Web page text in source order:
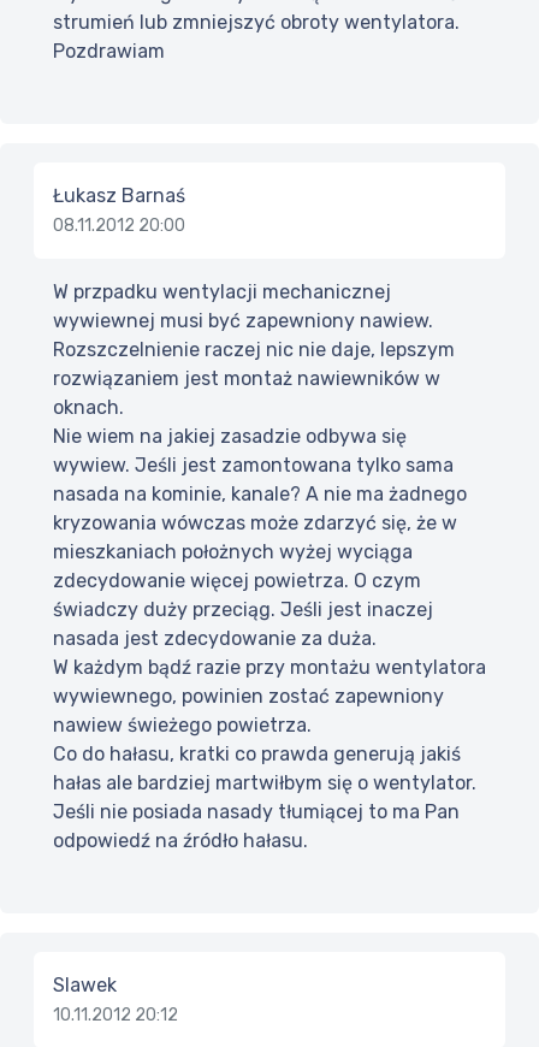
strumień lub zmniejszyć obroty wentylatora.
Pozdrawiam
Łukasz Barnaś
08.11.2012 20:00
W przpadku wentylacji mechanicznej
wywiewnej musi być zapewniony nawiew.
Rozszczelnienie raczej nic nie daje, lepszym
rozwiązaniem jest montaż nawiewników w
oknach.
Nie wiem na jakiej zasadzie odbywa się
wywiew. Jeśli jest zamontowana tylko sama
nasada na kominie, kanale? A nie ma żadnego
kryzowania wówczas może zdarzyć się, że w
mieszkaniach położnych wyżej wyciąga
zdecydowanie więcej powietrza. O czym
świadczy duży przeciąg. Jeśli jest inaczej
nasada jest zdecydowanie za duża.
W każdym bądź razie przy montażu wentylatora
wywiewnego, powinien zostać zapewniony
nawiew świeżego powietrza.
Co do hałasu, kratki co prawda generują jakiś
hałas ale bardziej martwiłbym się o wentylator.
Jeśli nie posiada nasady tłumiącej to ma Pan
odpowiedź na źródło hałasu.
Slawek
10.11.2012 20:12